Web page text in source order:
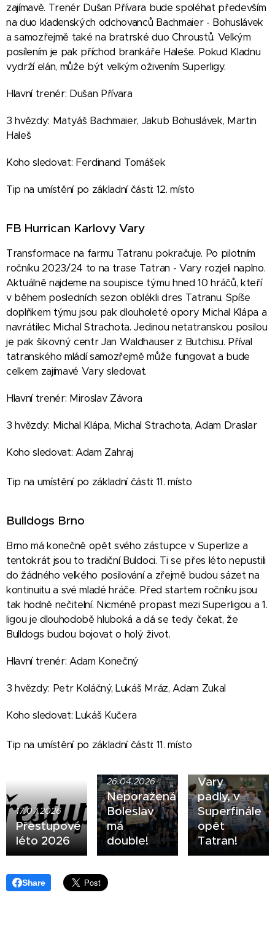
zajímavě. Trenér Dušan Přívara bude spoléhat především
na duo kladenských odchovanců Bachmaier - Bohuslávek
a samozřejmě také na bratrské duo Chroustů. Velkým
posílením je pak příchod brankáře Haleše. Pokud Kladnu
vydrží elán, může být velkým oživením Superligy.
Hlavní trenér: Dušan Přívara
3 hvězdy: Matyáš Bachmaier, Jakub Bohuslávek, Martin
Haleš
Koho sledovat: Ferdinand Tomášek
Tip na umístění po základní části: 12. místo
FB Hurrican Karlovy Vary
Transformace na farmu Tatranu pokračuje. Po pilotním
ročníku 2023/24 to na trase Tatran - Vary rozjeli naplno.
Aktuálně najdeme na soupisce týmu hned 10 hráčů, kteří
v během posledních sezon oblékli dres Tatranu. Spíše
doplňkem týmu jsou pak dlouholeté opory Michal Klápa a
navrátilec Michal Strachota. Jedinou netatranskou posilou
je pak šikovný centr Jan Waldhauser z Butchisu. Příval
tatranského mládí samozřejmě může fungovat a bude
celkem zajímavé Vary sledovat.
Hlavní trenér: Miroslav Závora
3 hvězdy: Michal Klápa, Michal Strachota, Adam Draslar
Koho sledovat: Adam Zahraj
Tip na umístění po základní části: 11. místo
Bulldogs Brno
Brno má konečně opět svého zástupce v Superlize a
tentokrát jsou to tradiční Buldoci. Ti se přes léto nepustili
do žádného velkého posilování a zřejmě budou sázet na
kontinuitu a své mladé hráče. Před startem ročníku jsou
tak hodně nečitelní. Nicméně propast mezi Superligou a 1.
ligou je dlouhodobě hluboká a dá se tedy čekat, že
Bulldogs budou bojovat o holý život.
Hlavní trenér: Adam Konečný
3 hvězdy: Petr Koláčný, Lukáš Mráz, Adam Zukal
Koho sledovat: Lukáš Kučera
Tip na umístění po základní části: 11. místo
17.07.2026
Přestupové
léto 2026
26.04.2026
Neporažená
Boleslav
má
double!
Vary
padly, v
Superfinále
opět
Tatran!
Share